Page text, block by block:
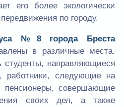
его более экологически
по городу.
№8 города Бреста
в различные места.
направляющиеся
работники, следующие на
пенсионеры, совершающие
своих дел, а также